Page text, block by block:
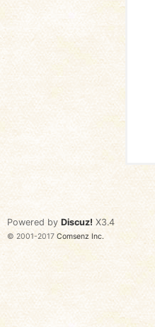
Powered by Discuz! X3.4
© 2001-2017 Comsenz Inc.